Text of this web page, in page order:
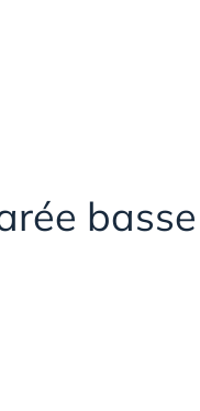
basse